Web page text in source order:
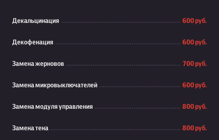
Декальцинация 600 руб.
Декофенация 600 руб.
Замена жерновов 700 руб.
Замена микровыключателей 600 руб.
Замена модуля управления 800 руб.
Замена тена 800 руб.